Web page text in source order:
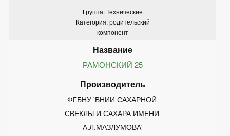
Группа: Технические
Категория: родительский
компонент
РАМОНСКИЙ 25
ФГБНУ 'ВНИИ САХАРНОЙ
СВЕКЛЫ И САХАРА ИМЕНИ
А.Л.МАЗЛУМОВА'